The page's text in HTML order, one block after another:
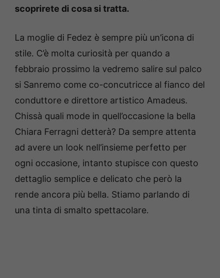
scoprirete di cosa si tratta.
La moglie di Fedez è sempre più un’icona di
stile. C’è molta curiosità per quando a
febbraio prossimo la vedremo salire sul palco
si Sanremo come co-concutricce al fianco del
conduttore e direttore artistico Amadeus.
Chissà quali mode in quell’occasione la bella
Chiara Ferragni detterà? Da sempre attenta
ad avere un look nell’insieme perfetto per
ogni occasione, intanto stupisce con questo
dettaglio semplice e delicato che però la
rende ancora più bella. Stiamo parlando di
una tinta di smalto spettacolare.